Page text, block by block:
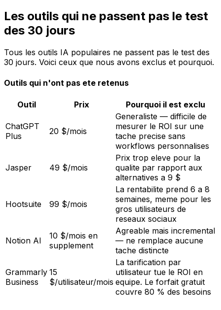
Les outils qui ne passent pas le test
des 30 jours
Tous les outils IA populaires ne passent pas le test des
30 jours. Voici ceux que nous avons exclus et pourquoi.
Outils qui n'ont pas ete retenus
Outil Prix Pourquoi il est exclu
ChatGPT
Plus
20 $/mois
Generaliste — difficile de
mesurer le ROI sur une
tache precise sans
workflows personnalises
Jasper 49 $/mois
Prix trop eleve pour la
qualite par rapport aux
alternatives a 9 $
Hootsuite 99 $/mois
La rentabilite prend 6 a 8
semaines, meme pour les
gros utilisateurs de
reseaux sociaux
Notion AI
10 $/mois en
supplement
Agreable mais incremental
— ne remplace aucune
tache distincte
Grammarly
Business
15
$/utilisateur/mois
La tarification par
utilisateur tue le ROI en
equipe. Le forfait gratuit
couvre 80 % des besoins